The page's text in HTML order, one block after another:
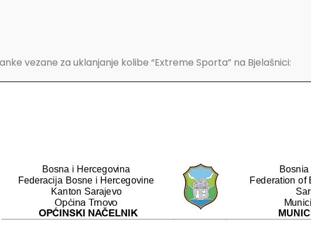
vezane za uklanjanje kolibe “Extreme Sporta” na Bjelašnici: